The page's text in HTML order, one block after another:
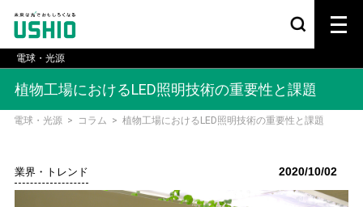
電球・光源
植物工場におけるLED照明技術の重要性と課題
電球・光源 > コラム > 植物工場におけるLED照明技術の重要性と課題
業界・トレンド 2020/10/02